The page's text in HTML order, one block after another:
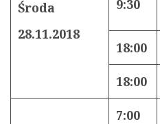
Środa
28.11.2018
9:30
18:00
18:00
7:00